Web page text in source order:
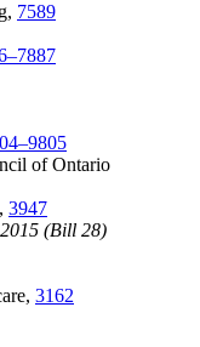
7589
of Ontario
, 3947
(Bill 28)
3162